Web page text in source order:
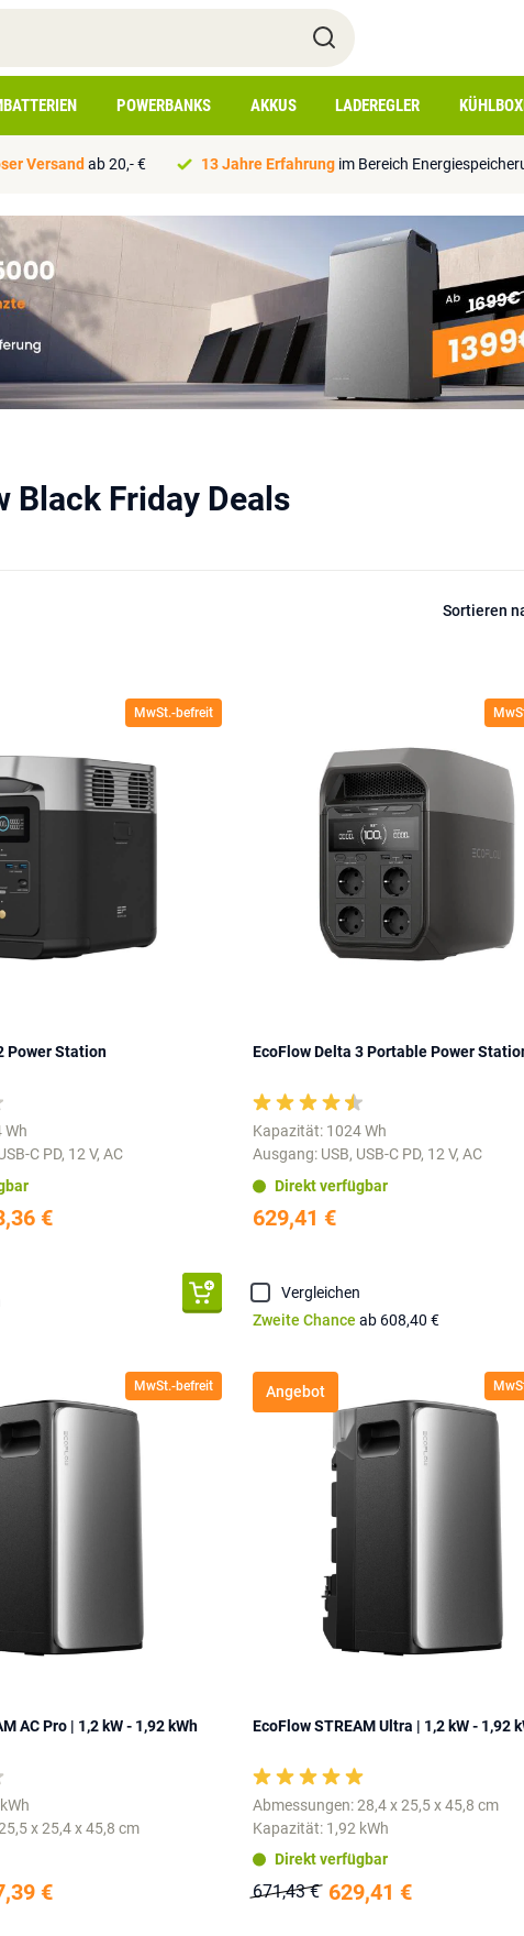
POWERBANKS AKKUS LADEREGLER
Versand ab 20,- € 13 Jahre Erfahrung im Bereich
Black Friday Deals
Sortieren
MwSt.-befreit
Power Station
Wh
C PD, 12 V, AC
€
EcoFlow Delta 3 Portable Power
Kapazität: 1024 Wh
Ausgang: USB, USB-C PD, 12 V, AC
Direkt verfügbar
629,41 €
Vergleichen
Zweite Chance ab 608,40 €
MwSt.-befreit
AC Pro | 1,2 kW - 1,92 kWh
x 25,4 x 45,8 cm
€
Angebot
EcoFlow STREAM Ultra | 1,2 kW - 1,92
Abmessungen: 28,4 x 25,5 x 45,8 cm
Kapazität: 1,92 kWh
Direkt verfügbar
671,43 € 629,41 €